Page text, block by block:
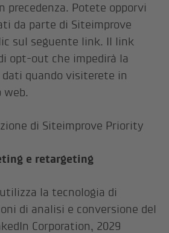
Potete opporvi
da parte di Siteimprove
sul seguente link. Il link
opt-out che impedirà la
quando visiterete in
di Siteimprove Priority
e retargeting
la tecnologia di
di analisi e conversione del
Corporation, 2029